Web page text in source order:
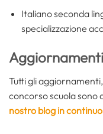
Italiano seconda
specializzazione
Tutti gli
concorso scuola sono
nostro blog in